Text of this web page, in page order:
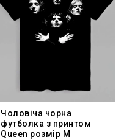
Чоловіча чорна
футболка з принтом
Queen розмір M